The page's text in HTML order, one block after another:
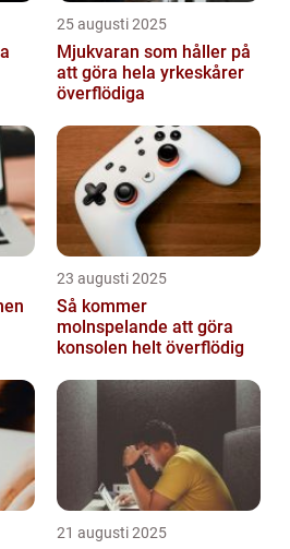
25 augusti 2025
Mjukvaran som håller på
att göra hela yrkeskårer
överflödiga
23 augusti 2025
Så kommer
molnspelande att göra
konsolen helt överflödig
21 augusti 2025